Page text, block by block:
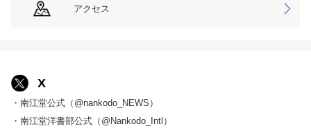
アクセス
X
・南江堂公式（@nankodo_NEWS）
・南江堂洋書部公式（@Nankodo_Intl）